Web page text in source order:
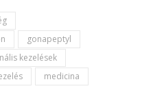
gonapeptyl
kezelések
medicina